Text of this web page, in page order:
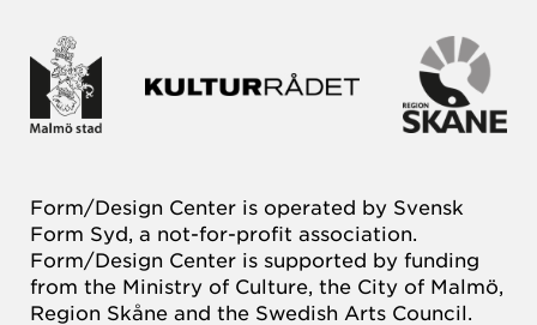
Form/Design Center is operated by Svensk
Form Syd, a not-for-profit association.
Form/Design Center is supported by funding
from the Ministry of Culture, the City of Malmö,
Region Skåne and the Swedish Arts Council.